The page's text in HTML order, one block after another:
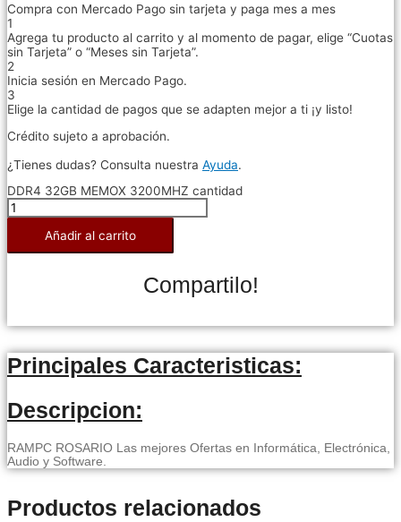
Compra con Mercado Pago sin tarjeta y paga mes a mes
1
Agrega tu producto al carrito y al momento de pagar, elige “Cuotas
sin Tarjeta” o “Meses sin Tarjeta”.
2
Inicia sesión en Mercado Pago.
3
Elige la cantidad de pagos que se adapten mejor a ti ¡y listo!
Crédito sujeto a aprobación.
¿Tienes dudas? Consulta nuestra Ayuda.
DDR4 32GB MEMOX 3200MHZ cantidad
Añadir al carrito
Compartilo!
Principales Caracteristicas:
Descripcion:
RAMPC ROSARIO Las mejores Ofertas en Informática, Electrónica,
Audio y Software.
Productos relacionados